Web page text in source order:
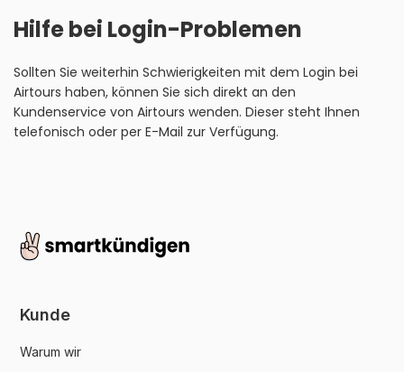
Hilfe bei Login-Problemen
Sollten Sie weiterhin Schwierigkeiten mit dem Login bei
Airtours haben, können Sie sich direkt an den
Kundenservice von Airtours wenden. Dieser steht Ihnen
telefonisch oder per E-Mail zur Verfügung.
Kunde
Warum wir